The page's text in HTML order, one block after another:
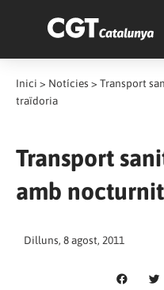
Inici > Notícies > Transport
traïdoria
Transport
amb
Dilluns, 8 agost, 2011